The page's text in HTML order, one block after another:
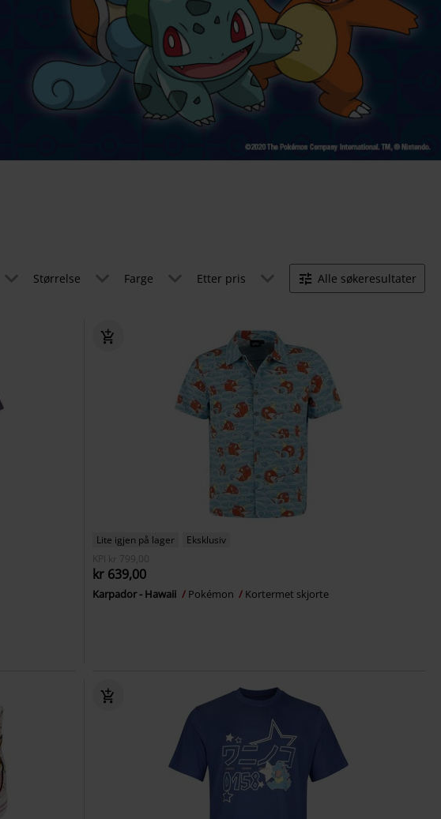
Størrelse Farge Etter pris Alle søkeresultater
Lite igjen på lager
Eksklusiv
KPI
kr 799,00
kr 639,00
Karpador - Hawaii Pokémon Kortermet skjorte